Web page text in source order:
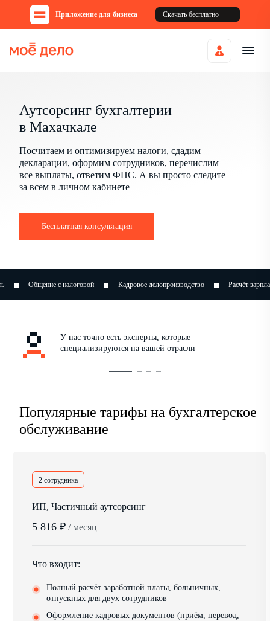
Приложение для бизнеса Скачать бесплатно
Аутсорсинг бухгалтерии
в Махачкале
Посчитаем и оптимизируем налоги, сдадим
декларации, оформим сотрудников, перечислим
все выплаты, ответим ФНС. А вы просто следите
за всем в личном кабинете
Бесплатная консультация
Кадровое делопроизводство Расчёт зарплат
У нас точно есть эксперты, которые
специализируются на вашей отрасли
Популярные тарифы на бухгалтерское
обслуживание
2 сотрудника
ИП, Частичный аутсорсинг
5 816 ₽ / месяц
Что входит:
Полный расчёт заработной платы, больничных,
отпускных для двух сотрудников
Оформление кадровых документов (приём, перевод,